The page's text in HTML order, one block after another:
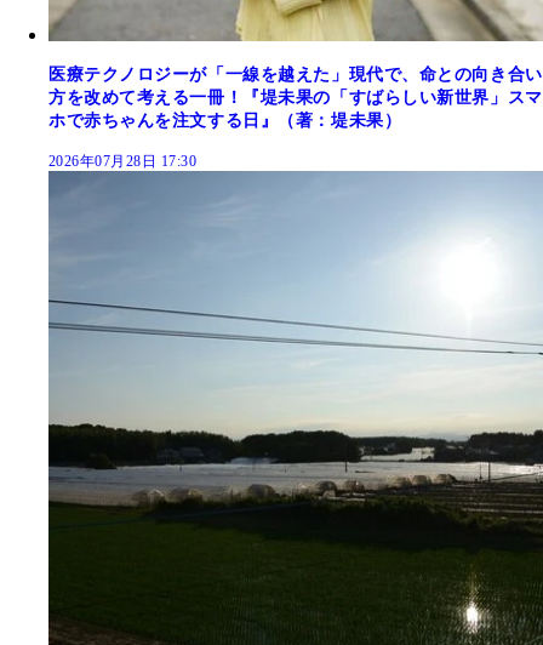
医療テクノロジーが「一線を越えた」現代で、命との向き合い
方を改めて考える一冊！『堤未果の「すばらしい新世界」スマ
ホで赤ちゃんを注文する日』（著：堤未果）
2026年07月28日 17:30